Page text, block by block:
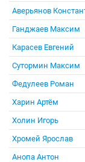
Аверьянов
Ганджаев Максим
Карасев Евгений
Сутормин Максим
Федулеев Роман
Харин Артём
Холин Игорь
Хромей Ярослав
Анопа Антон